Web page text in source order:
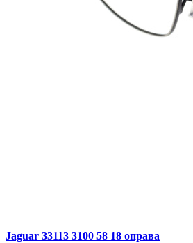
Jaguar 33113 3100 58 18 оправа